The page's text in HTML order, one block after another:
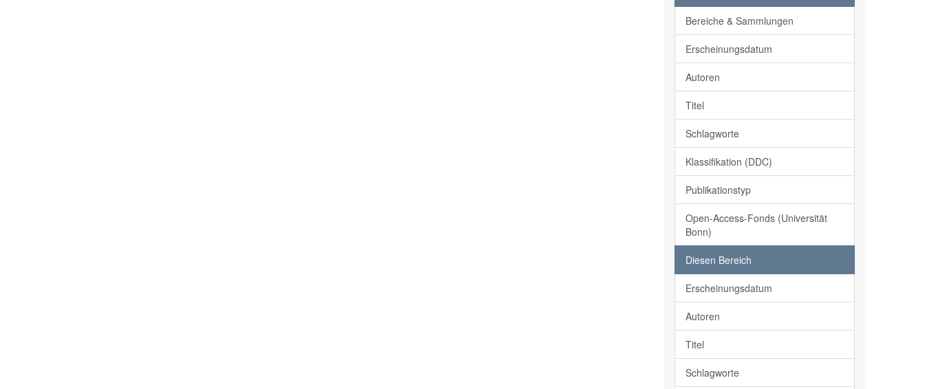
Bereiche & Sammlungen
Erscheinungsdatum
Autoren
Titel
Schlagworte
Klassifikation (DDC)
Publikationstyp
Open-Access-Fonds (Universität
Bonn)
Diesen Bereich
Erscheinungsdatum
Autoren
Titel
Schlagworte